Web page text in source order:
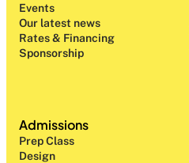
Events
Our latest news
Rates & Financing
Sponsorship
Admissions
Prep Class
Design